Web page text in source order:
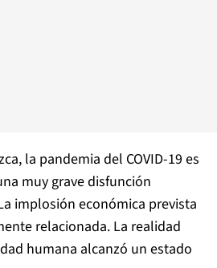
la pandemia del COVID-19 es
muy grave disfunción
implosión económica prevista
relacionada. La realidad
humana alcanzó un estado